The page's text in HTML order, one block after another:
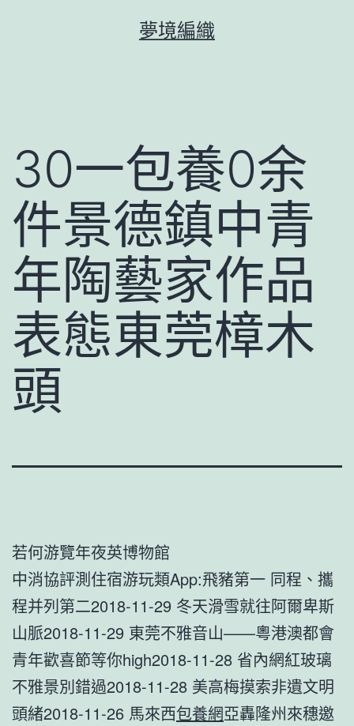
夢境編織
30一包養0余
件景德鎮中青
年陶藝家作品
表態東莞樟木
頭
若何游覽年夜英博物館
中消協評測住宿游玩類App:飛豬第一 同程、攜
程并列第二2018-11-29 冬天滑雪就往阿爾卑斯
山脈2018-11-29 東莞不雅音山——粵港澳都會
青年歡喜節等你high2018-11-28 省內網紅玻璃
不雅景別錯過2018-11-28 美高梅摸索非遺文明
頭緒2018-11-26 馬來西包養網亞轟隆州來穗邀